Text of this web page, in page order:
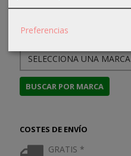
MARCAS
COSTES DE ENVÍO
GRATIS *
Preferencias